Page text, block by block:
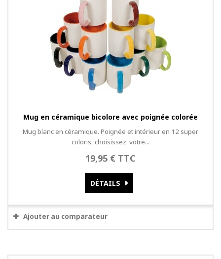
Mug en céramique bicolore avec poignée colorée
Mug blanc en céramique. Poignée et intérieur en 12 super
coloris, choisissez votre...
19,95 € TTC
DÉTAILS
Ajouter au comparateur